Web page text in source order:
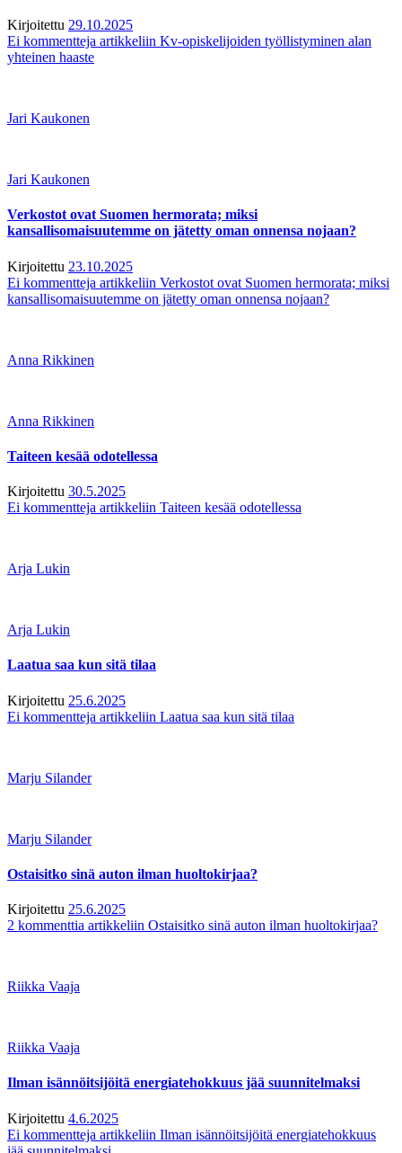
Kirjoitettu 29.10.2025
Ei kommentteja artikkeliin Kv-opiskelijoiden työllistyminen alan
yhteinen haaste
Jari Kaukonen
Jari Kaukonen
Verkostot ovat Suomen hermorata; miksi
kansallisomaisuutemme on jätetty oman onnensa nojaan?
Kirjoitettu 23.10.2025
Ei kommentteja artikkeliin Verkostot ovat Suomen hermorata; miksi
kansallisomaisuutemme on jätetty oman onnensa nojaan?
Anna Rikkinen
Anna Rikkinen
Taiteen kesää odotellessa
Kirjoitettu 30.5.2025
Ei kommentteja artikkeliin Taiteen kesää odotellessa
Arja Lukin
Arja Lukin
Laatua saa kun sitä tilaa
Kirjoitettu 25.6.2025
Ei kommentteja artikkeliin Laatua saa kun sitä tilaa
Marju Silander
Marju Silander
Ostaisitko sinä auton ilman huoltokirjaa?
Kirjoitettu 25.6.2025
2 kommenttia artikkeliin Ostaisitko sinä auton ilman huoltokirjaa?
Riikka Vaaja
Riikka Vaaja
Ilman isännöitsijöitä energiatehokkuus jää suunnitelmaksi
Kirjoitettu 4.6.2025
Ei kommentteja artikkeliin Ilman isännöitsijöitä energiatehokkuus